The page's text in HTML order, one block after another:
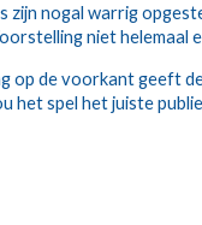
zijn nogal warrig
niet helemaal
op de voorkant geeft
het spel het juiste